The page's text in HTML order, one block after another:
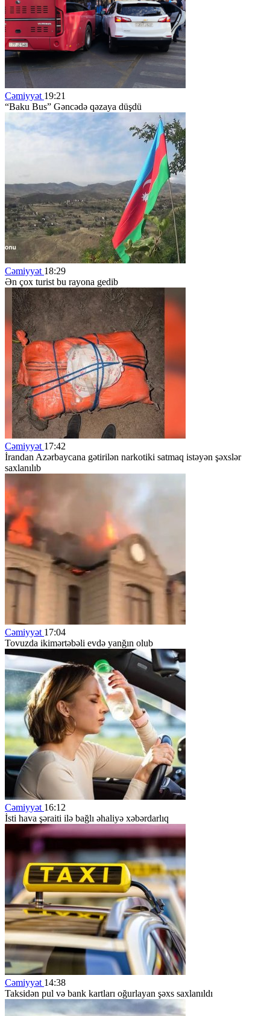
Cəmiyyət 19:21
“Baku Bus” Gəncədə qəzaya düşdü
Cəmiyyət 18:29
Ən çox turist bu rayona gedib
Cəmiyyət 17:42
İrandan Azərbaycana gətirilən narkotiki satmaq istəyən şəxslər
saxlanılıb
Cəmiyyət 17:04
Tovuzda ikimərtəbəli evdə yanğın olub
Cəmiyyət 16:12
İsti hava şəraiti ilə bağlı əhaliyə xəbərdarlıq
Cəmiyyət 14:38
Taksidən pul və bank kartları oğurlayan şəxs saxlanıldı